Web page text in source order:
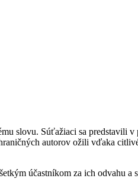
slovu. Súťažiaci sa predstavili v
autorov ožili vďaka
účastníkom za ich odvahu a